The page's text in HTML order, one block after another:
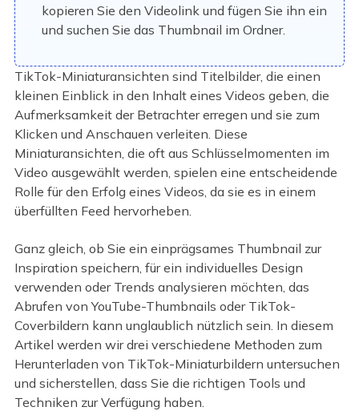
kopieren Sie den Videolink und fügen Sie ihn ein
und suchen Sie das Thumbnail im Ordner.
TikTok-Miniaturansichten sind Titelbilder, die einen
kleinen Einblick in den Inhalt eines Videos geben, die
Aufmerksamkeit der Betrachter erregen und sie zum
Klicken und Anschauen verleiten. Diese
Miniaturansichten, die oft aus Schlüsselmomenten im
Video ausgewählt werden, spielen eine entscheidende
Rolle für den Erfolg eines Videos, da sie es in einem
überfüllten Feed hervorheben.
Ganz gleich, ob Sie ein einprägsames Thumbnail zur
Inspiration speichern, für ein individuelles Design
verwenden oder Trends analysieren möchten, das
Abrufen von YouTube-Thumbnails oder TikTok-
Coverbildern kann unglaublich nützlich sein. In diesem
Artikel werden wir drei verschiedene Methoden zum
Herunterladen von TikTok-Miniaturbildern untersuchen
und sicherstellen, dass Sie die richtigen Tools und
Techniken zur Verfügung haben.